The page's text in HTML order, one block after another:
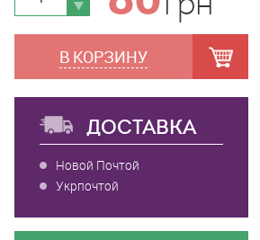
В КОРЗИНУ
ДОСТАВКА
Новой Почтой
Укрпочтой